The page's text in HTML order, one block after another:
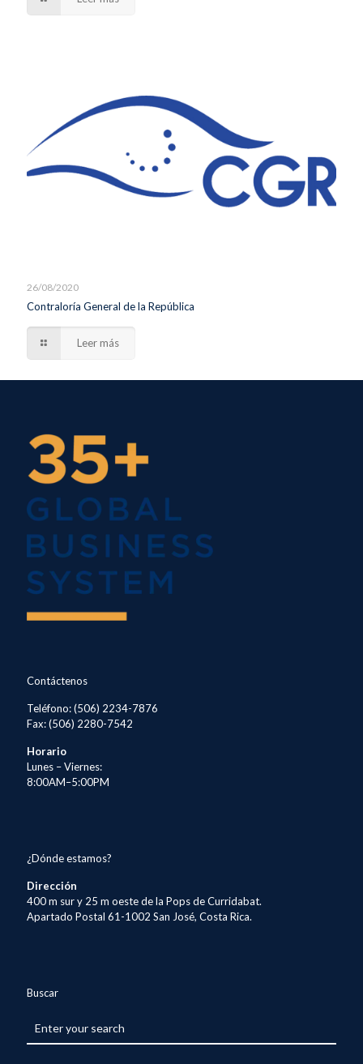
26/08/2020
Contraloría General de la República
Leer más
Contáctenos
Teléfono: (506) 2234-7876
Fax: (506) 2280-7542
Horario
Lunes – Viernes:
8:00AM–5:00PM
¿Dónde estamos?
Dirección
400 m sur y 25 m oeste de la Pops de Curridabat.
Apartado Postal 61-1002 San José, Costa Rica.
Buscar